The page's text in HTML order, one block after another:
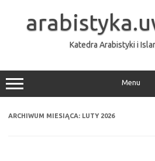
Katedra Arabistyki i
Menu
ARCHIWUM MIESIĄCA: LUTY 2026